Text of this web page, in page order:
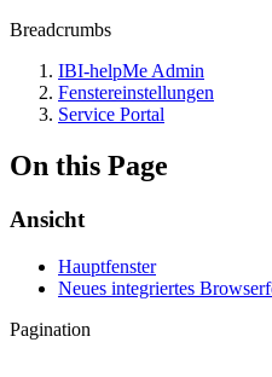
Breadcrumbs
IBI-helpMe Admin
Fenstereinstellungen
Service Portal
On this Page
Ansicht
Hauptfenster
Neues integriertes
Pagination